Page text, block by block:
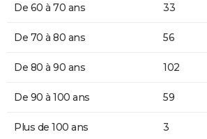
De 60 à 70 ans 33
De 70 à 80 ans 56
De 80 à 90 ans 102
De 90 à 100 ans 59
Plus de 100 ans 3